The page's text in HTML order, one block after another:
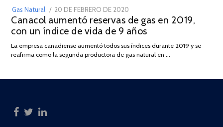
Gas Natural
POSTED
ON
20 DE FEBRERO DE 2020
DE
JULIO
2025
Canacol aumentó reservas de gas en 2019,
con un índice de vida de 9 años
La empresa canadiense aumentó todos sus índices durante 2019 y se
reafirma como la segunda productora de gas natural en …